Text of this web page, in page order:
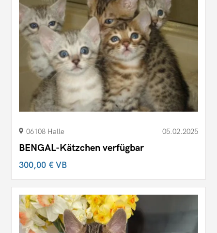
06108 Halle 05.02.2025
BENGAL-Kätzchen verfügbar
300,00 €VB